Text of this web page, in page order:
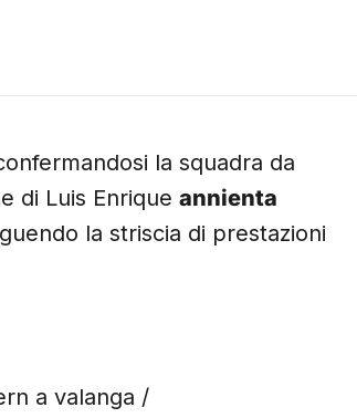
la squadra da
di Luis Enrique annienta
la striscia di prestazioni
a valanga /